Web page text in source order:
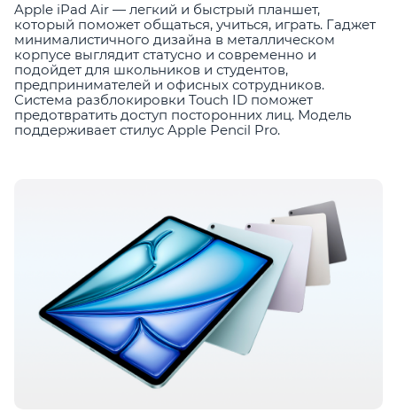
Apple iPad Air — легкий и быстрый планшет,
который поможет общаться, учиться, играть. Гаджет
минималистичного дизайна в металлическом
корпусе выглядит статусно и современно и
подойдет для школьников и студентов,
предпринимателей и офисных сотрудников.
Система разблокировки Touch ID поможет
предотвратить доступ посторонних лиц. Модель
поддерживает стилус Apple Pencil Pro.